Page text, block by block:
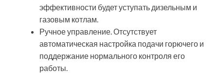
эффективности будет уступать дизельным и
газовым котлам.
Ручное управление. Отсутствует
автоматическая настройка подачи горючего и
поддержание нормального контроля его
работы.